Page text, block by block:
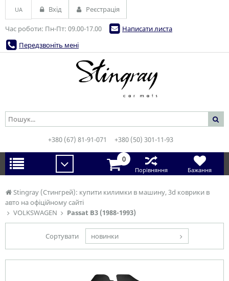
Stingray (Стингрей): купити килимки в машину, 3d коврики в
авто на офіційному сайті
VOLKSWAGEN
Passat B3 (1988-1993)
Сортувати новинки
Час роботи: Пн-Пт: 09.00-17.00
Написати листа
Передзвоніть мені
UA Вхід Реєстрація
+380 (67) 81-91-071 +380 (50) 301-11-93
0
Порівняння Бажання